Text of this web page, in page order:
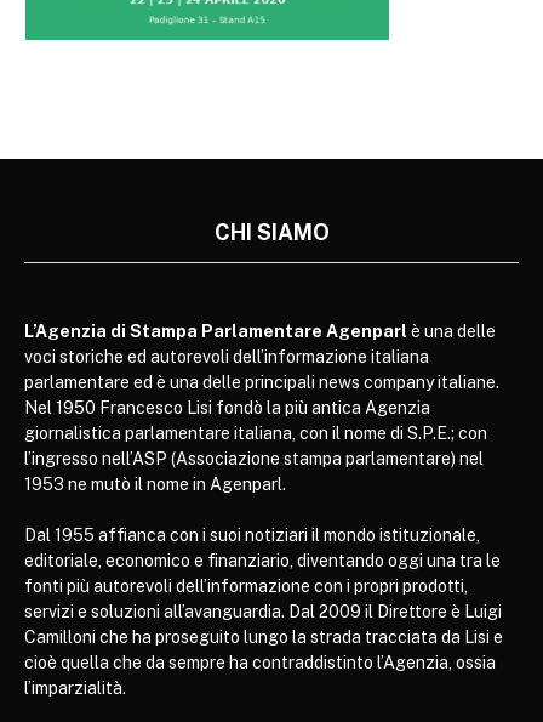
CHI SIAMO
L’Agenzia di Stampa Parlamentare Agenparl è una delle
voci storiche ed autorevoli dell’informazione italiana
parlamentare ed è una delle principali news company italiane.
Nel 1950 Francesco Lisi fondò la più antica Agenzia
giornalistica parlamentare italiana, con il nome di S.P.E.; con
l’ingresso nell’ASP (Associazione stampa parlamentare) nel
1953 ne mutò il nome in Agenparl.
Dal 1955 affianca con i suoi notiziari il mondo istituzionale,
editoriale, economico e finanziario, diventando oggi una tra le
fonti più autorevoli dell’informazione con i propri prodotti,
servizi e soluzioni all’avanguardia. Dal 2009 il Direttore è Luigi
Camilloni che ha proseguito lungo la strada tracciata da Lisi e
cioè quella che da sempre ha contraddistinto l’Agenzia, ossia
l’imparzialità.